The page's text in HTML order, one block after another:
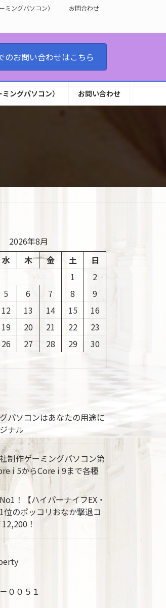
ミングパソコン） お問合わせ
のお問い合わせはこちら
ングパソコン） お問い合わせ
2026年8月
水 木 金 土
日
1
2
5 6 7 8
9
12 13 14 15
16
19 20 21 22
23
26 27 28 29
30
パソコンはあなたの用途に
ナル
制作ゲーミングパソコン第
i 5からCore i 9まで各種
！【ハイパーナイフEX・
位のポッコリおなか撃退コ
！
００５１